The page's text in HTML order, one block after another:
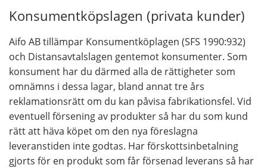
Konsumentköpslagen (privata kunder)
Aifo AB tillämpar Konsumentköplagen (SFS 1990:932)
och Distansavtalslagen gentemot konsumenter. Som
konsument har du därmed alla de rättigheter som
omnämns i dessa lagar, bland annat tre års
reklamationsrätt om du kan påvisa fabrikationsfel. Vid
eventuell försening av produkter så har du som kund
rätt att häva köpet om den nya föreslagna
leveranstiden inte godtas. Har förskottsinbetalning
gjorts för en produkt som får försenad leverans så har